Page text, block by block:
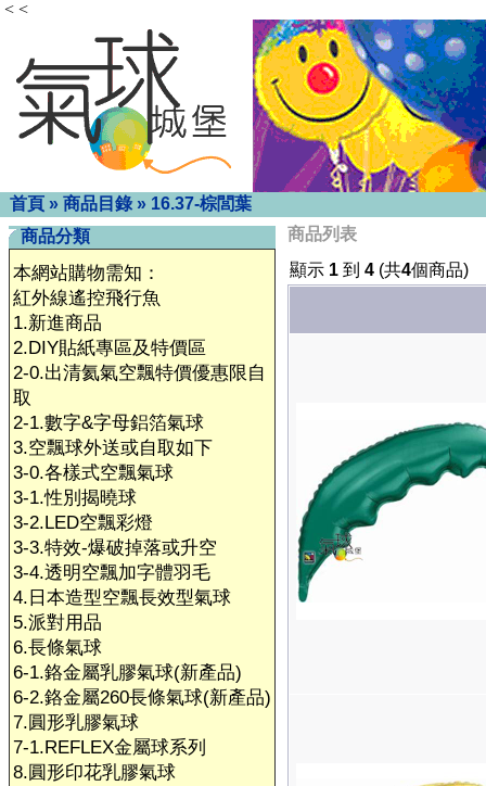
< <
首頁 » 商品目錄 » 16.37-棕閭葉
商品分類
本網站購物需知：
紅外線遙控飛行魚
1.新進商品
2.DIY貼紙專區及特價區
2-0.出清氦氣空飄特價優惠限自
取
2-1.數字&字母鋁箔氣球
3.空飄球外送或自取如下
3-0.各樣式空飄氣球
3-1.性別揭曉球
3-2.LED空飄彩燈
3-3.特效-爆破掉落或升空
3-4.透明空飄加字體羽毛
4.日本造型空飄長效型氣球
5.派對用品
6.長條氣球
6-1.鉻金屬乳膠氣球(新產品)
6-2.鉻金屬260長條氣球(新產品)
7.圓形乳膠氣球
7-1.REFLEX金屬球系列
8.圓形印花乳膠氣球
商品列表
顯示 1 到 4 (共4個商品)